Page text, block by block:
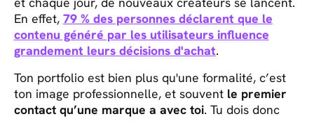
En effet, 79 % des personnes déclarent que le
contenu généré par les utilisateurs influence
grandement leurs décisions d'achat.
Ton portfolio est bien plus qu'une formalité, c’est
ton image professionnelle, et souvent le premier
contact qu’une marque a avec toi. Tu dois donc